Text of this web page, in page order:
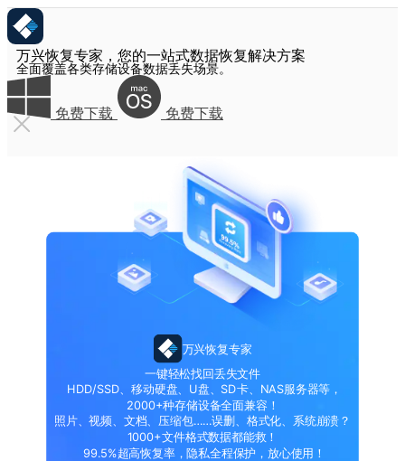
万兴恢复专家，您的一站式数据恢复解决方案
全面覆盖各类存储设备数据丢失场景。
免费下载 免费下载
万兴恢复专家
一键轻松找回丢失文件
HDD/SSD、移动硬盘、U盘、SD卡、NAS服务器等，
2000+种存储设备全面兼容！
照片、视频、文档、压缩包……误删、格式化、系统崩溃？
1000+文件格式数据都能救！
99.5%超高恢复率，隐私全程保护，放心使用！